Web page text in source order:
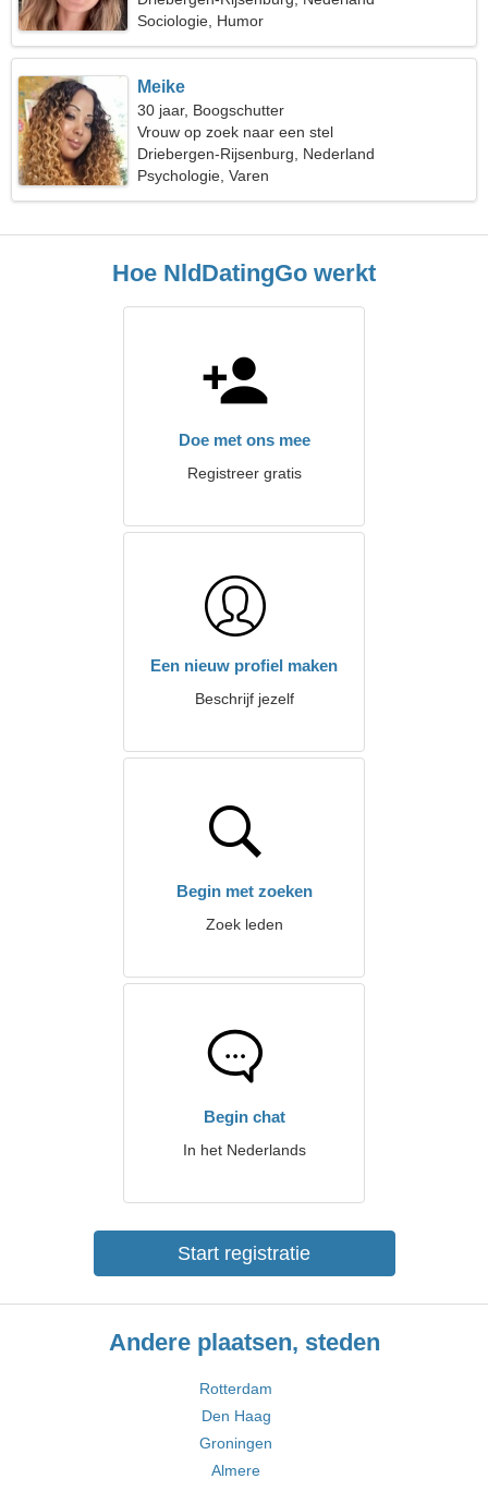
Sociologie, Humor
Meike
30 jaar, Boogschutter
Vrouw op zoek naar een stel
Driebergen-Rijsenburg, Nederland
Psychologie, Varen
Hoe NldDatingGo werkt
Doe met ons mee
Registreer gratis
Een nieuw profiel maken
Beschrijf jezelf
Begin met zoeken
Zoek leden
Begin chat
In het Nederlands
Start registratie
Andere plaatsen, steden
Rotterdam
Den Haag
Groningen
Almere